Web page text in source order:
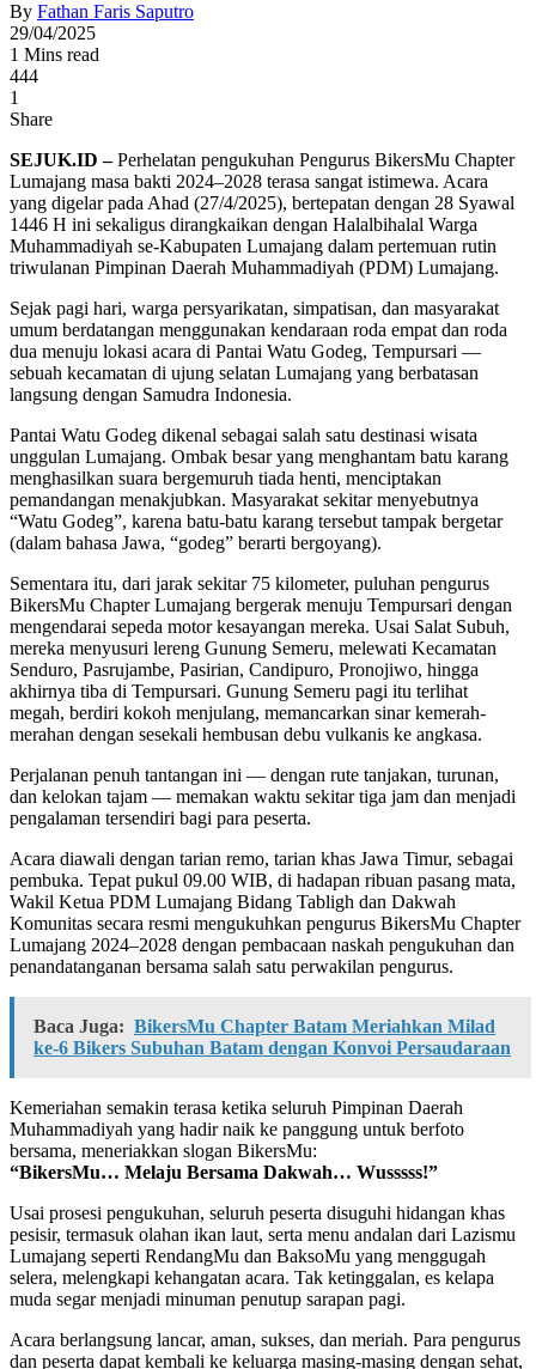
By Fathan Faris Saputro
29/04/2025
1 Mins read
444
1
Share
SEJUK.ID –Perhelatan pengukuhan Pengurus BikersMu Chapter
Lumajang masa bakti 2024–2028 terasa sangat istimewa. Acara
yang digelar pada Ahad (27/4/2025), bertepatan dengan 28 Syawal
1446 H ini sekaligus dirangkaikan dengan Halalbihalal Warga
Muhammadiyah se-Kabupaten Lumajang dalam pertemuan rutin
triwulanan Pimpinan Daerah Muhammadiyah (PDM) Lumajang.
Sejak pagi hari, warga persyarikatan, simpatisan, dan masyarakat
umum berdatangan menggunakan kendaraan roda empat dan roda
dua menuju lokasi acara di Pantai Watu Godeg, Tempursari —
sebuah kecamatan di ujung selatan Lumajang yang berbatasan
langsung dengan Samudra Indonesia.
Pantai Watu Godeg dikenal sebagai salah satu destinasi wisata
unggulan Lumajang. Ombak besar yang menghantam batu karang
menghasilkan suara bergemuruh tiada henti, menciptakan
pemandangan menakjubkan. Masyarakat sekitar menyebutnya
“Watu Godeg”, karena batu-batu karang tersebut tampak bergetar
(dalam bahasa Jawa, “godeg” berarti bergoyang).
Sementara itu, dari jarak sekitar 75 kilometer, puluhan pengurus
BikersMu Chapter Lumajang bergerak menuju Tempursari dengan
mengendarai sepeda motor kesayangan mereka. Usai Salat Subuh,
mereka menyusuri lereng Gunung Semeru, melewati Kecamatan
Senduro, Pasrujambe, Pasirian, Candipuro, Pronojiwo, hingga
akhirnya tiba di Tempursari. Gunung Semeru pagi itu terlihat
megah, berdiri kokoh menjulang, memancarkan sinar kemerah-
merahan dengan sesekali hembusan debu vulkanis ke angkasa.
Perjalanan penuh tantangan ini — dengan rute tanjakan, turunan,
dan kelokan tajam — memakan waktu sekitar tiga jam dan menjadi
pengalaman tersendiri bagi para peserta.
Acara diawali dengan tarian remo, tarian khas Jawa Timur, sebagai
pembuka. Tepat pukul 09.00 WIB, di hadapan ribuan pasang mata,
Wakil Ketua PDM Lumajang Bidang Tabligh dan Dakwah
Komunitas secara resmi mengukuhkan pengurus BikersMu Chapter
Lumajang 2024–2028 dengan pembacaan naskah pengukuhan dan
penandatanganan bersama salah satu perwakilan pengurus.
Baca Juga: BikersMu Chapter Batam Meriahkan Milad
ke-6 Bikers Subuhan Batam dengan Konvoi Persaudaraan
Kemeriahan semakin terasa ketika seluruh Pimpinan Daerah
Muhammadiyah yang hadir naik ke panggung untuk berfoto
bersama, meneriakkan slogan BikersMu:
“BikersMu… Melaju Bersama Dakwah… Wusssss!”
Usai prosesi pengukuhan, seluruh peserta disuguhi hidangan khas
pesisir, termasuk olahan ikan laut, serta menu andalan dari Lazismu
Lumajang seperti RendangMu dan BaksoMu yang menggugah
selera, melengkapi kehangatan acara. Tak ketinggalan, es kelapa
muda segar menjadi minuman penutup sarapan pagi.
Acara berlangsung lancar, aman, sukses, dan meriah. Para pengurus
dan peserta dapat kembali ke keluarga masing-masing dengan sehat,